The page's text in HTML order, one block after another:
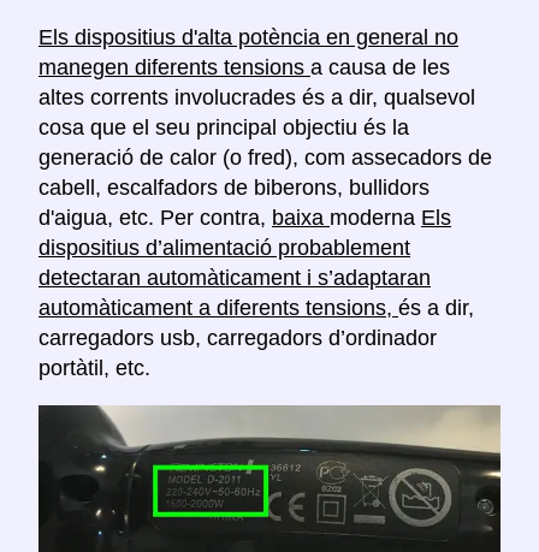
Els dispositius d'alta potència en general no
manegen diferents tensions a causa de les
altes corrents involucrades és a dir, qualsevol
cosa que el seu principal objectiu és la
generació de calor (o fred), com assecadors de
cabell, escalfadors de biberons, bullidors
d'aigua, etc. Per contra, baixa moderna Els
dispositius d’alimentació probablement
detectaran automàticament i s’adaptaran
automàticament a diferents tensions, és a dir,
carregadors usb, carregadors d’ordinador
portàtil, etc.